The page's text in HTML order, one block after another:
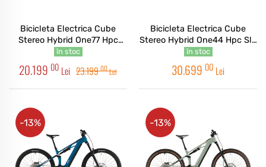
Bicicleta Electrica Cube
Stereo Hybrid One77 Hpc
Race 800 Irongrey Black
2026
în stoc
20.199 00 Lei 23.19900Lei
Bicicleta Electrica Cube
Stereo Hybrid One44 Hpc Slx
Evo 800 Stellar Grey 2026
în stoc
30.699 00 Lei
-13% -13%